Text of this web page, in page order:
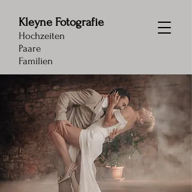
Kleyne Fotografie
Hochzeiten
Paare
Familien